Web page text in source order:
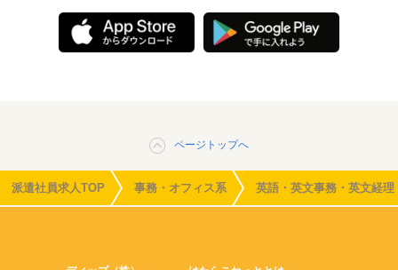
ページトップへ
派遣社員求人TOP 事務・オフィス系 英語・英文事務・英文経理